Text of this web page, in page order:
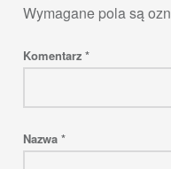
Wymagane pola są
Komentarz *
Nazwa *